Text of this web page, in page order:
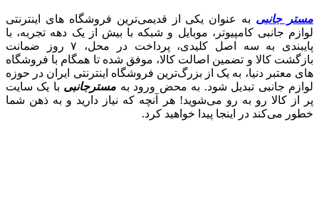
مستر جانبی به عنوان یکی از قدیمی‌ترین فروشگاه های اینترنتی
لوازم جانبی کامپیوتر، موبایل و شبکه با بیش از یک دهه تجربه، با
پایبندی به سه اصل کلیدی، پرداخت در محل، ۷ روز ضمانت
بازگشت کالا و تضمین اصالت کالا، موفق شده تا همگام با فروشگاه‌
های معتبر دنیا، به یک از بزرگ‌ترین فروشگاه اینترنتی ایران در حوزه
لوازم جانبی تبدیل شود. به محض ورود به مسترجانبی با یک سایت
پر از کالا رو به رو می‌شوید! هر آنچه که نیاز دارید و به ذهن شما
خطور می‌کند در اینجا پیدا خواهید کرد.